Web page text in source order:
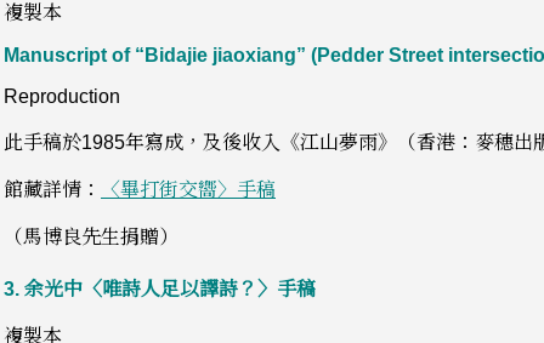
複製本
Manuscript of “Bidajie jiaoxiang” (Pedder Street
Reproduction
此手稿於1985年寫成，及後收入《江山夢雨》（香港：麥穗出
館藏詳情： 〈畢打街交嚮〉手稿
（馬博良先生捐贈）
3. 余光中〈唯詩人足以譯詩？〉手稿
複製本